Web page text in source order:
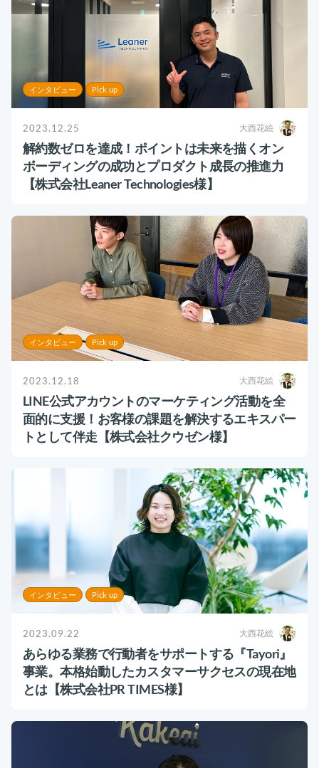
インタビュー Pick up
2023.12.25 大西花絵
解約数ゼロを達成！ポイントは未来を描くオン
ボーディングの成功とプロダクト成長の推進力
【株式会社Leaner Technologies様】
インタビュー Pick up
2023.12.18 大西花絵
LINE公式アカウントのマーケティング活動を全
面的に支援！お客様の課題を解決するエキスパー
トとして伴走【株式会社クウゼン様】
インタビュー Pick up
2023.09.22 大西花絵
あらゆる業務で行動者をサポートする『Tayori』
事業。本格始動したカスタマーサクセスの現在地
とは【株式会社PR TIMES様】